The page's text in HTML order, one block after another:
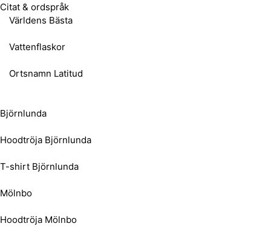
Citat & ordspråk
Världens Bästa
Vattenflaskor
Ortsnamn Latitud
Björnlunda
Hoodtröja Björnlunda
T-shirt Björnlunda
Mölnbo
Hoodtröja Mölnbo